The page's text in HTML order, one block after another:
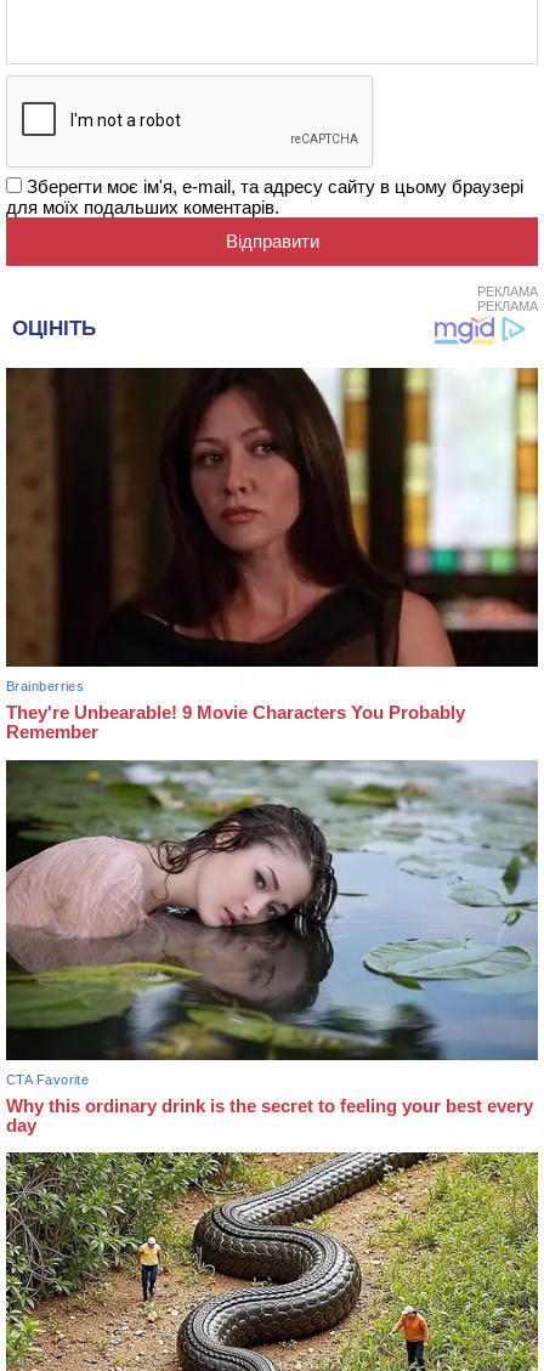
Зберегти моє ім'я, e-mail, та адресу сайту в цьому браузері
для моїх подальших коментарів.
РЕКЛАМА
РЕКЛАМА